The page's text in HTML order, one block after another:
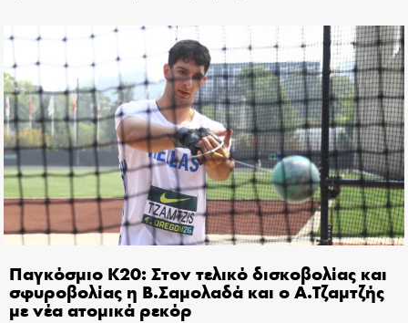
Παγκόσμιο Κ20: Στον τελικό δισκοβολίας και
σφυροβολίας η Β.Σαμολαδά και ο Α.Τζαμτζής
με νέα ατομικά ρεκόρ